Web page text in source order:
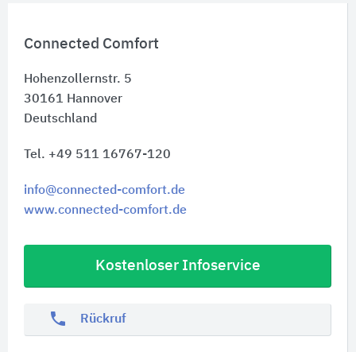
Connected Comfort
Hohenzollernstr. 5
30161 Hannover
Deutschland
Tel. +49 511 16767-120
info@connected-comfort.de
www.connected-comfort.de
Kostenloser Infoservice
phone Rückruf